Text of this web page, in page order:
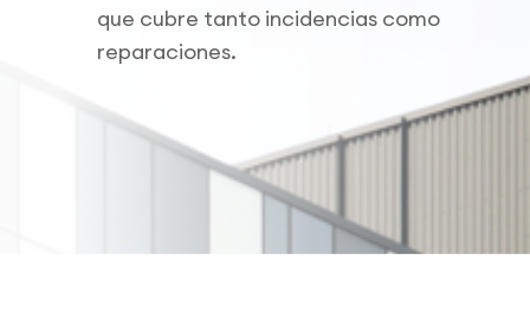
que cubre tanto incidencias como
reparaciones.